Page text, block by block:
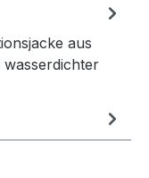
aus
wasserdichter